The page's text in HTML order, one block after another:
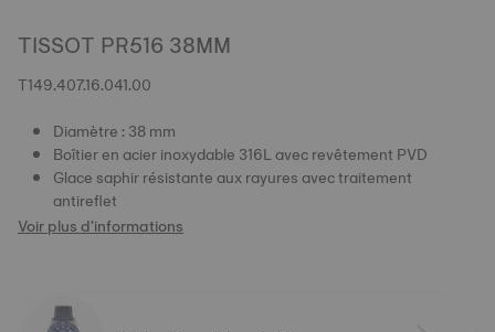
TISSOT PR516 38MM
T149.407.16.041.00
Diamètre : 38 mm
Boîtier en acier inoxydable 316L avec revêtement PVD
Glace saphir résistante aux rayures avec traitement
antireflet
Voir plus d'informations